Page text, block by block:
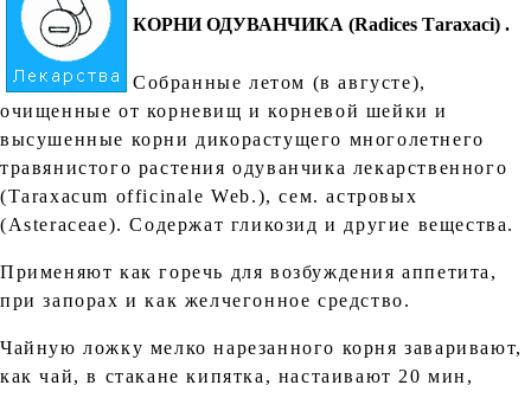
КОРНИ ОДУВАНЧИКА (Rаdices Таraxaci) .
Собранные летом (в августе),
очищенные от корневищ и корневой шейки и
высушенные корни дикорастущего многолетнего
травянистого растения одуванчика лекарственного
(Тaraxacum officinale Web.), сем. астровых
(Аsterасеаe). Содержат гликозид и другие вещества.
Применяют как горечь для возбуждения аппетита,
при запорах и как желчегонное средство.
Чайную ложку мелко нарезанного корня заваривают,
как чай, в стакане кипятка, настаивают 20 мин,